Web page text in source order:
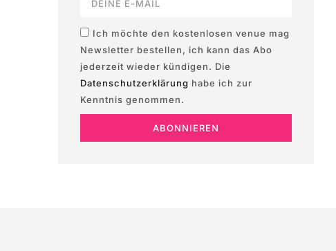
Ich möchte den kostenlosen venue mag
Newsletter bestellen, ich kann das Abo
jederzeit wieder kündigen. Die
Datenschutzerklärung habe ich zur
Kenntnis genommen.
ABONNIEREN